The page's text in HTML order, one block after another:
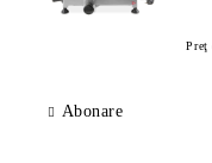
Preţ
Abonare